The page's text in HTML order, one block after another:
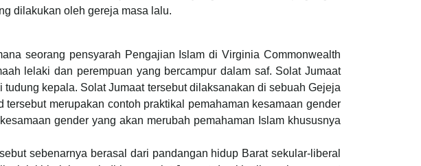
dilakukan oleh gereja masa lalu.
seorang pensyarah Pengajian Islam di Virginia Commonwealth
lelaki dan perempuan yang bercampur dalam saf. Solat Jumaat
kepala. Solat Jumaat tersebut dilaksanakan di sebuah Gejeja
merupakan contoh praktikal pemahaman kesamaan gender
gender yang akan merubah pemahaman Islam khususnya
sebenarnya berasal dari pandangan hidup Barat sekular-liberal